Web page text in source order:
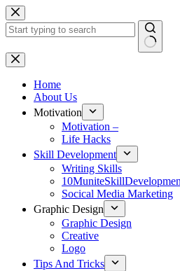
Skip
to
content
No
results
Home
About Us
Motivation
Motivation –
Life Hacks
Skill Development
Writing Skills
Socical Media Marketing
Graphic Design
Graphic Design
Creative
Logo
Tips And Tricks